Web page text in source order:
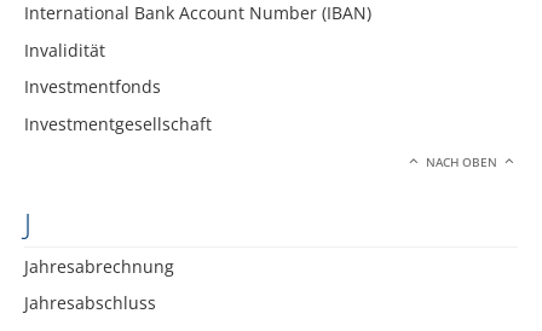
International Bank Account Number (IBAN)
Invalidität
Investmentfonds
Investmentgesellschaft
NACH OBEN
J
Jahresabrechnung
Jahresabschluss